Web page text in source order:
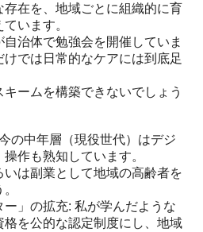
存在を、地域ごとに組織的に育
います。
治体で勉強会を開催していま
では日常的なケアには到底足
ームを構築できないでしょう
の中年層（現役世代）はデジ
作も熟知しています。
は副業として地域の高齢者を
ー」の拡充: 私が学んだような
を公的な認定制度にし、地域